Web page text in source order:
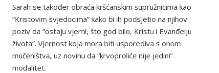
Sarah se također obraća kršćanskim supružnicima kao
“Kristovim svjedocima” kako bi ih podsjetio na njihov
poziv da “ostaju vjerni, što god bilo, Kristu i Evanđelju
života”. Vjernost koja mora biti usporediva s onom
mučeništva, uz novinu da “krvoproliće nije jedini”
modalitet.